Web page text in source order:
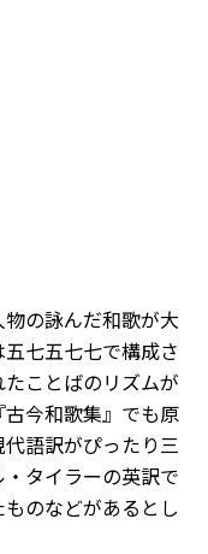
の詠んだ和歌が大
七五七七で構成さ
ことばのリズムが
今和歌集』でも原
語訳がぴったり三
タイラーの英訳で
のなどがあるとし